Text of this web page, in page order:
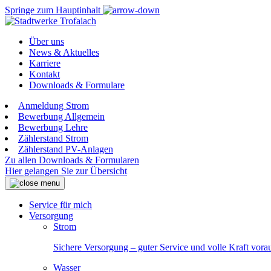
Springe zum Hauptinhalt
Über uns
News & Aktuelles
Karriere
Kontakt
Downloads & Formulare
Anmeldung Strom
Bewerbung Allgemein
Bewerbung Lehre
Zählerstand Strom
Zählerstand PV-Anlagen
Zu allen Downloads & Formularen
Hier gelangen Sie zur Übersicht
Service für mich
Versorgung
Strom
Sichere Versorgung – guter Service und volle Kraft
Wasser